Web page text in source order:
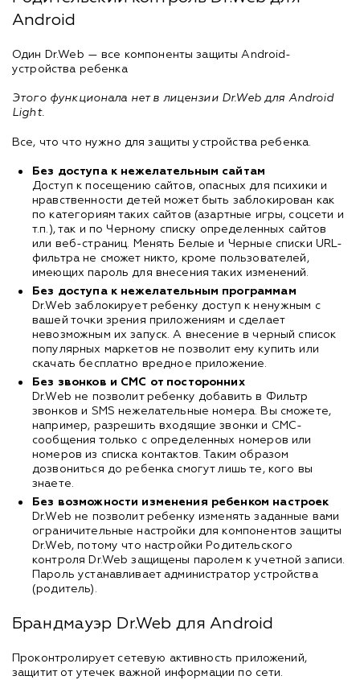
Android
Один Dr.Web — все компоненты защиты Android-
устройства ребенка
Этого функционала нет в лицензии Dr.Web для Android
Light.
Все, что что нужно для защиты устройства ребенка.
Без доступа к нежелательным сайтам
Доступ к посещению сайтов, опасных для психики и
нравственности детей может быть заблокирован как
по категориям таких сайтов (азартные игры, соцсети и
т.п.), так и по Черному списку определенных сайтов
или веб-страниц. Менять Белые и Черные списки URL-
фильтра не сможет никто, кроме пользователей,
имеющих пароль для внесения таких изменений.
Без доступа к нежелательным программам
Dr.Web заблокирует ребенку доступ к ненужным с
вашей точки зрения приложениям и сделает
невозможным их запуск. А внесение в черный список
популярных маркетов не позволит ему купить или
скачать бесплатно вредное приложение.
Без звонков и СМС от посторонних
Dr.Web не позволит ребенку добавить в Фильтр
звонков и SMS нежелательные номера. Вы сможете,
например, разрешить входящие звонки и СМС-
сообщения только с определенных номеров или
номеров из списка контактов. Таким образом
дозвониться до ребенка смогут лишь те, кого вы
знаете.
Без возможности изменения ребенком настроек
Dr.Web не позволит ребенку изменять заданные вами
ограничительные настройки для компонентов защиты
Dr.Web, потому что настройки Родительского
контроля Dr.Web защищены паролем к учетной записи.
Пароль устанавливает администратор устройства
(родитель).
Брандмауэр Dr.Web для Android
Проконтролирует сетевую активность приложений,
защитит от утечек важной информации по сети.